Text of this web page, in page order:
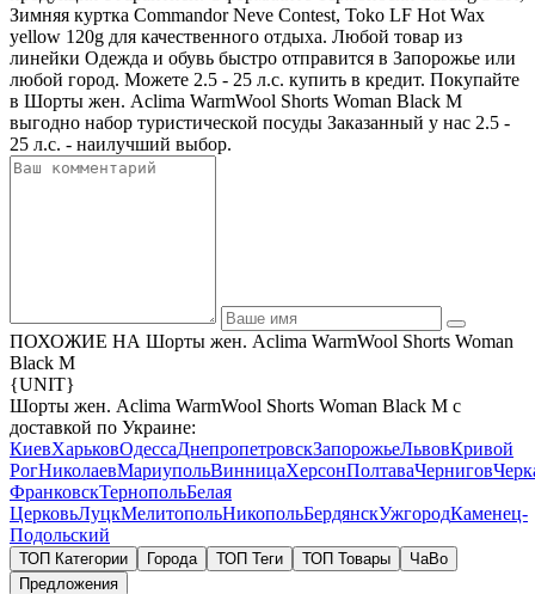
Зимняя куртка Commandor Neve Contest, Toko LF Hot Wax
yellow 120g для качественного отдыха. Любой товар из
линейки Одежда и обувь быстро отправится в Запорожье или
любой город. Можете 2.5 - 25 л.с. купить в кредит. Покупайте
в Шорты жен. Aclima WarmWool Shorts Woman Black M
выгодно набор туристической посуды Заказанный у нас 2.5 -
25 л.с. - наилучший выбор.
ПОХОЖИЕ НА Шорты жен. Aclima WarmWool Shorts Woman
Black M
{UNIT}
Шорты жен. Aclima WarmWool Shorts Woman Black M с
доставкой по Украине:
КиевХарьковОдессаДнепропетровскЗапорожьеЛьвовКривой
РогНиколаевМариупольВинницаХерсонПолтаваЧернигов
ФранковскТернопольБелая
ЦерковьЛуцкМелитопольНикопольБердянскУжгородКаменец-
Подольский
ТОП Категории Города ТОП Теги ТОП Товары
ЧаВо
Предложения